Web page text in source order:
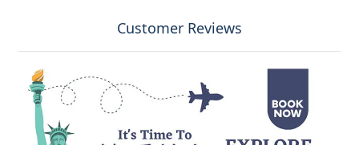
Customer Reviews